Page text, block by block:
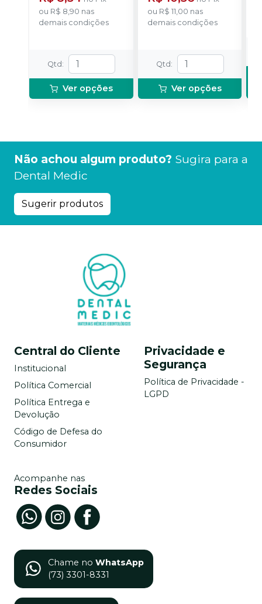
ou R$ 8,90 nas
demais condições
Qtd :
Ver opções
ou R$ 11,00 nas
demais condições
Qtd :
Ver opções
Não achou algum produto? Sugira para a
Dental Medic
Sugerir produtos
Central do Cliente
Institucional
Política Comercial
Política Entrega e
Devolução
Código de Defesa do
Consumidor
Privacidade e
Segurança
Política de Privacidade -
LGPD
Acompanhe nas
Redes Sociais
Chame no WhatsApp
(73) 3301-8331